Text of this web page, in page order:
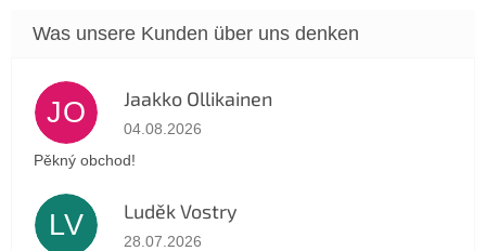
JO Jaakko Ollikainen
Die Shop-Bewertung beträgt 5 von 5 Sternen.
04.08.2026
Pěkný obchod!
LV Luděk Vostry
Die Shop-Bewertung beträgt 5 von 5 Sternen.
28.07.2026